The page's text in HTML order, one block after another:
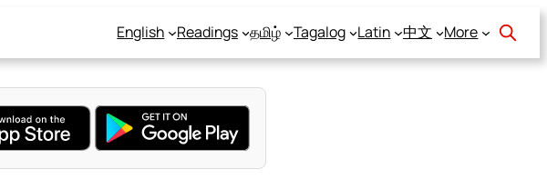
English Readings தமிழ் Tagalog Latin 中文 More